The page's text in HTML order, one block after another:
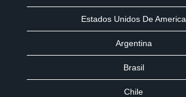
Estados Unidos De America
Argentina
Brasil
Chile